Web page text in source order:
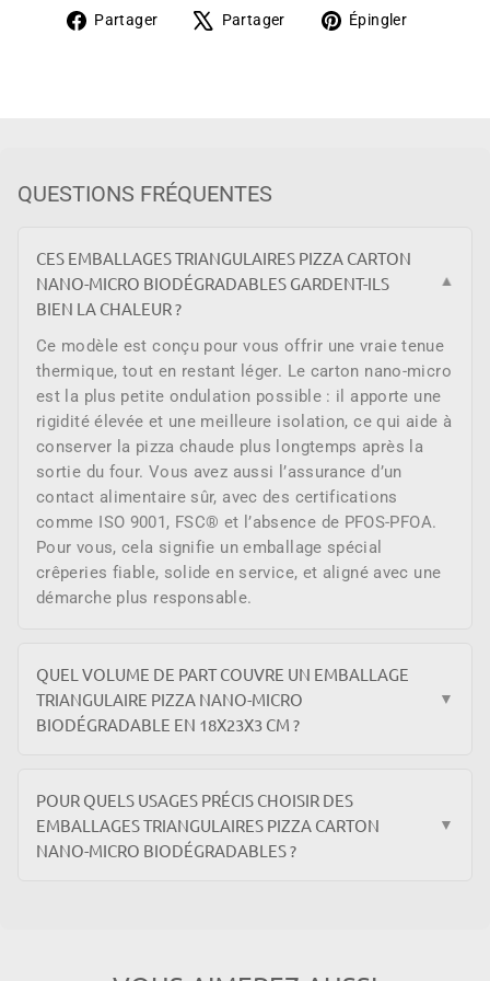
Partager
PartagerPartager
TweeterÉpingler
QUESTIONS FRÉQUENTES
CES EMBALLAGES TRIANGULAIRES PIZZA CARTON
NANO-MICRO BIODÉGRADABLES GARDENT-ILS
BIEN LA CHALEUR ?
▼
Ce modèle est conçu pour vous offrir une vraie tenue
thermique, tout en restant léger. Le carton nano-micro
est la plus petite ondulation possible : il apporte une
rigidité élevée et une meilleure isolation, ce qui aide à
conserver la pizza chaude plus longtemps après la
sortie du four. Vous avez aussi l’assurance d’un
contact alimentaire sûr, avec des certifications
comme ISO 9001, FSC® et l’absence de PFOS-PFOA.
Pour vous, cela signifie un emballage spécial
crêperies fiable, solide en service, et aligné avec une
démarche plus responsable.
QUEL VOLUME DE PART COUVRE UN EMBALLAGE
TRIANGULAIRE PIZZA NANO-MICRO
BIODÉGRADABLE EN 18X23X3 CM ?
▼
POUR QUELS USAGES PRÉCIS CHOISIR DES
EMBALLAGES TRIANGULAIRES PIZZA CARTON
NANO-MICRO BIODÉGRADABLES ?
▼